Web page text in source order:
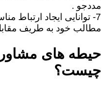
مددجو .
7- توانایی ایجاد ارتباط
مطالب خود به طریف
حیطه های
چیست؟